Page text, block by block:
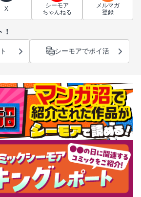
X
シーモア
ちゃんねる
メルマガ
登録
シーモアでポイ活